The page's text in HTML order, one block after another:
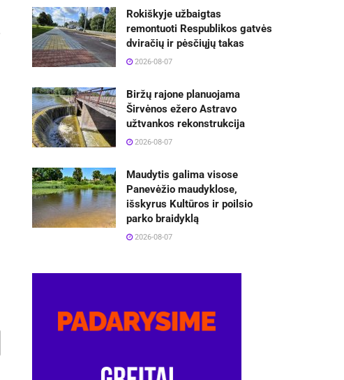
Rokiškyje užbaigtas
remontuoti Respublikos gatvės
dviračių ir pėsčiųjų takas
2026-08-07
Biržų rajone planuojama
Širvėnos ežero Astravo
užtvankos rekonstrukcija
2026-08-07
Maudytis galima visose
Panevėžio maudyklose,
išskyrus Kultūros ir poilsio
parko braidyklą
2026-08-07